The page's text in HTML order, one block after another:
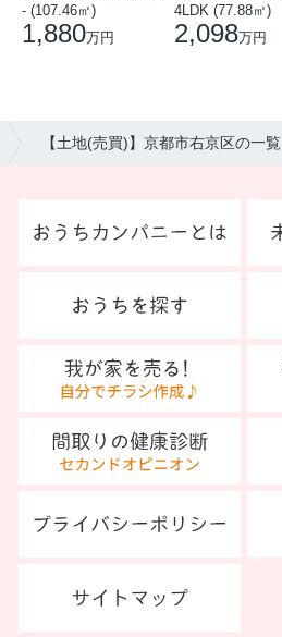
- (107.46㎡)
1,880万円
4LDK (77.88㎡)
2,098万円
【土地(売買)】京都市右京区の一覧